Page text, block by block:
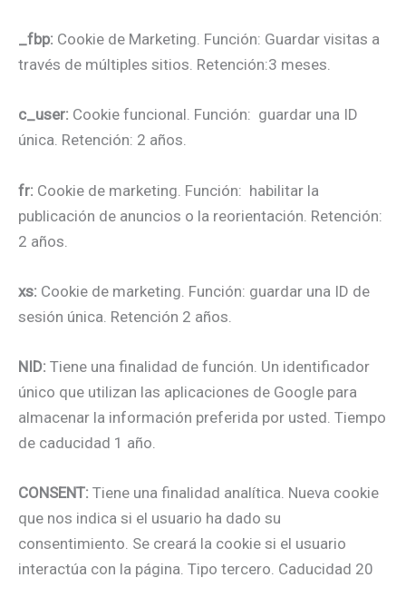
_fbp: Cookie de Marketing. Función: Guardar visitas a
través de múltiples sitios. Retención:3 meses.
c_user: Cookie funcional. Función: guardar una ID
única. Retención: 2 años.
fr: Cookie de marketing. Función: habilitar la
publicación de anuncios o la reorientación. Retención:
2 años.
xs: Cookie de marketing. Función: guardar una ID de
sesión única. Retención 2 años.
NID: Tiene una finalidad de función. Un identificador
único que utilizan las aplicaciones de Google para
almacenar la información preferida por usted. Tiempo
de caducidad 1 año.
CONSENT: Tiene una finalidad analítica. Nueva cookie
que nos indica si el usuario ha dado su
consentimiento. Se creará la cookie si el usuario
interactúa con la página. Tipo tercero. Caducidad 20